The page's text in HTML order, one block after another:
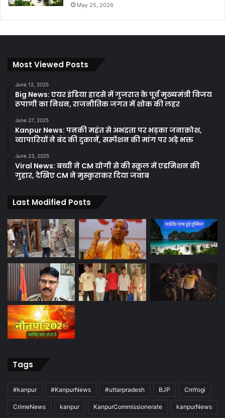
May 25, 2026
Most Viewed Posts
June 12, 2025
Big News: एयर इंडिया हादसे में गुजरात के पूर्व मुख्यमंत्री विजय
रूपाणी का निधन, राजनीतिक जगत में शोक की लहर
June 27, 2025
Kanpur News: पनकी महंत से अभद्रता पर भड़का जनाक्रोश,
व्यापारियों ने बंद की दुकानें, सस्पेंशन की मांग पर अड़े भक्त
June 23, 2025
Viral News: बच्ची ने CM योगी से की स्कूल में एडमिशन की
गुहार, देखिए CM ने मुस्कुराकर दिया जवाब
Last Modified Posts
Tags
#kanpur #KanpurNews #uttarpradesh BJP CmYogi
CrimeNews kanpur KanpurCommissionerate kanpurNews